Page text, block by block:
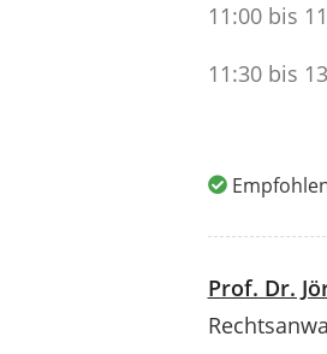
11:00 bis
11:30 bis
Prof. Dr.